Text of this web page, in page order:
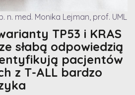
n. med. Monika Lejman, prof. UML
TP53 i KRAS
słabą odpowiedzią
pacjentów
z T-ALL bardzo